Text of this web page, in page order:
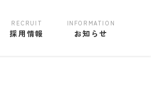
採用情報 お知らせ